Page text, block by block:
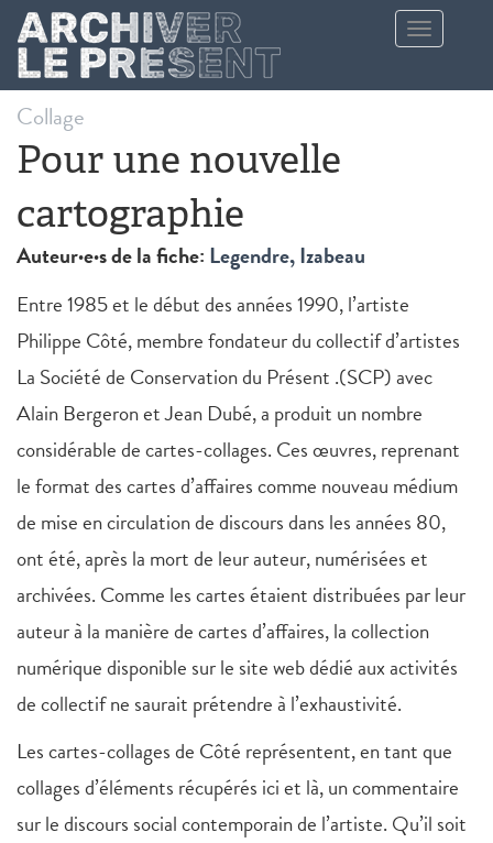
Aller au contenu principal
Toggle
navigation
Collage
Pour une nouvelle
cartographie
Auteur·e·s de la fiche: Legendre, Izabeau
Entre 1985 et le début des années 1990, l’artiste
Philippe Côté, membre fondateur du collectif d’artistes
La Société de Conservation du Présent .(SCP) avec
Alain Bergeron et Jean Dubé, a produit un nombre
considérable de cartes-collages. Ces œuvres, reprenant
le format des cartes d’affaires comme nouveau médium
de mise en circulation de discours dans les années 80,
ont été, après la mort de leur auteur, numérisées et
archivées. Comme les cartes étaient distribuées par leur
auteur à la manière de cartes d’affaires, la collection
numérique disponible sur le site web dédié aux activités
de collectif ne saurait prétendre à l’exhaustivité.
Les cartes-collages de Côté représentent, en tant que
collages d’éléments récupérés ici et là, un commentaire
sur le discours social contemporain de l’artiste. Qu’il soit